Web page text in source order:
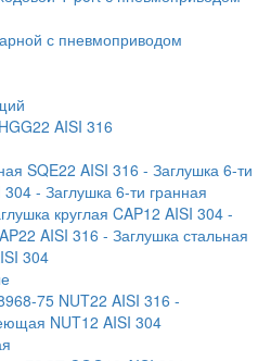
с пневмоприводом
AISI 316
SQE22 AISI 316 - Заглушка 6-ти
304 - Заглушка 6-ти гранная
круглая CAP12 AISI 304 -
AISI 316 - Заглушка стальная
304
75 NUT22 AISI 316 -
NUT12 AISI 304